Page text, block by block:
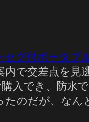
セグ付ポータブ
で交差点を
入でき、防水
のだが、な